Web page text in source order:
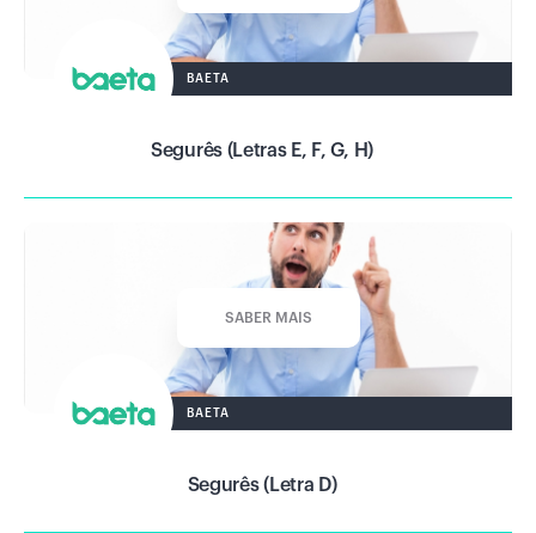
BAETA
Segurês (Letras E, F, G, H)
BAETA
SABER MAIS
Segurês (Letra D)